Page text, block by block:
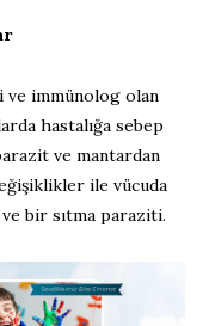
ve immünolog olan
hastalığa sebep
ve mantardan
ile vücuda
bir sıtma paraziti.